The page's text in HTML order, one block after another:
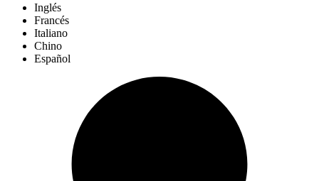
Inglés
Francés
Italiano
Chino
Español